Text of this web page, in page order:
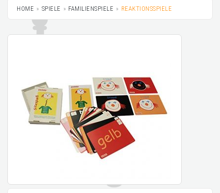
HOME SPIELE FAMILIENSPIELE REAKTIONSSPIELE